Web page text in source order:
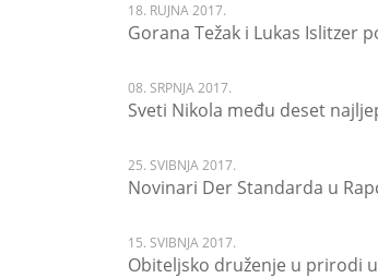
18. RUJNA 2017.
Gorana Težak i Lukas Islitzer
08. SRPNJA 2017.
Sveti Nikola među deset
25. SVIBNJA 2017.
Novinari Der Standarda u
15. SVIBNJA 2017.
Obiteljsko druženje u prirodi